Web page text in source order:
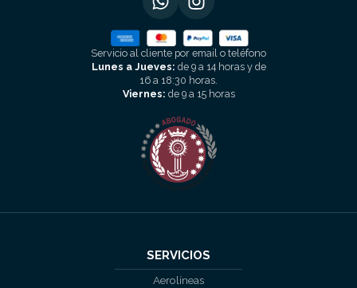
Servicio al cliente por email o teléfono
Lunes a Jueves: de 9 a 14 horas y de
16 a 18:30 horas.
Viernes: de 9 a 15 horas
SERVICIOS
Aerolíneas